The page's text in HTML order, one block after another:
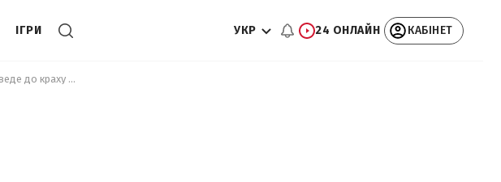
ІГРИ УКР 24 ОНЛАЙН КАБІНЕТ
Звільнення Мелітополя та вихід ЗСУ на узбережжя призведе до краху режиму Путіна, – Піонтковський